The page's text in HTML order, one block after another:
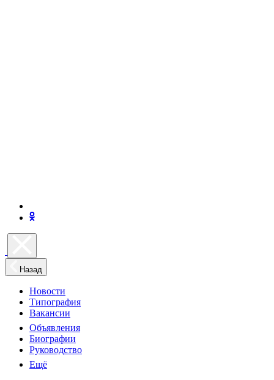
Назад
Новости
Типография
Вакансии
Объявления
Биографии
Руководство
Ещё